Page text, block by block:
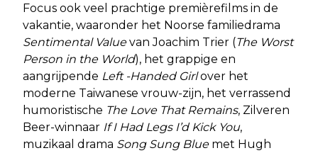
Focus ook veel prachtige premièrefilms in de
vakantie, waaronder het Noorse familiedrama
Sentimental Valuevan Joachim Trier (The Worst
Person in the World), het grappige en
aangrijpende Left-Handed Girlover het
moderne Taiwanese vrouw-zijn, het verrassend
humoristische The Love That Remains, Zilveren
Beer-winnaar If I Had Legs I’d Kick You,
muzikaal drama Song Sung Bluemet Hugh